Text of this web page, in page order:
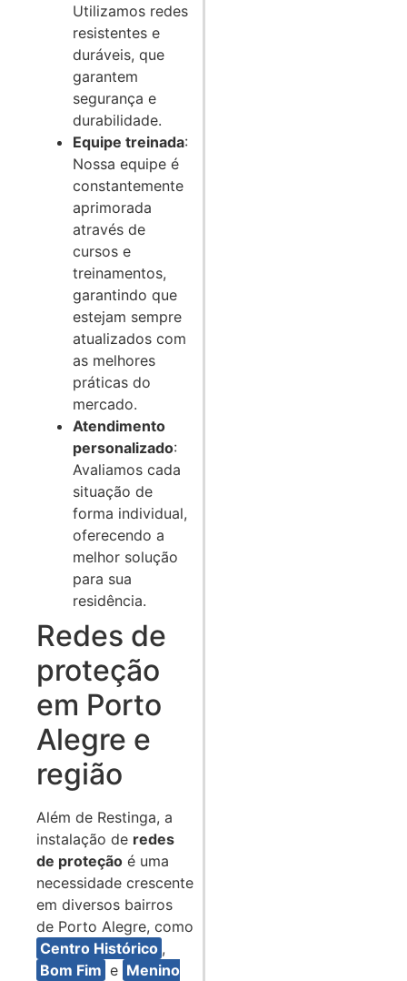
Utilizamos redes
resistentes e
duráveis, que
garantem
segurança e
durabilidade.
Equipe treinada:
Nossa equipe é
constantemente
aprimorada
através de
cursos e
treinamentos,
garantindo que
estejam sempre
atualizados com
as melhores
práticas do
mercado.
Atendimento
personalizado:
Avaliamos cada
situação de
forma individual,
oferecendo a
melhor solução
para sua
residência.
Redes de
proteção
em Porto
Alegre e
região
Além de Restinga, a
instalação de redes
de proteção é uma
necessidade crescente
em diversos bairros
de Porto Alegre, como
Centro Histórico ,
Bom Fim e Menino